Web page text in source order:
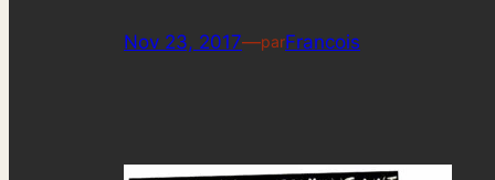
Nov 23, 2017—parFrancois